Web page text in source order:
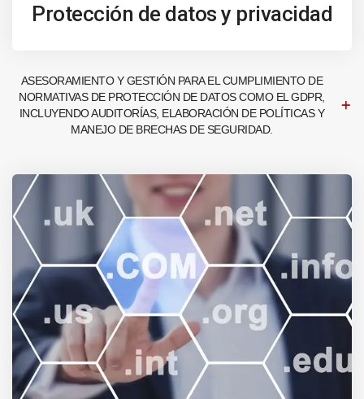
Protección de datos y privacidad
ASESORAMIENTO Y GESTIÓN PARA EL CUMPLIMIENTO DE
NORMATIVAS DE PROTECCIÓN DE DATOS COMO EL GDPR,
INCLUYENDO AUDITORÍAS, ELABORACIÓN DE POLÍTICAS Y
MANEJO DE BRECHAS DE SEGURIDAD.